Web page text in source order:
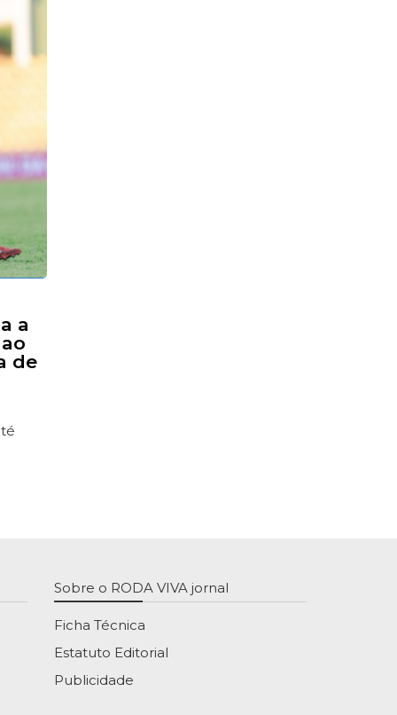
a
de
Sobre o RODA VIVA jornal
Ficha Técnica
Estatuto Editorial
Publicidade